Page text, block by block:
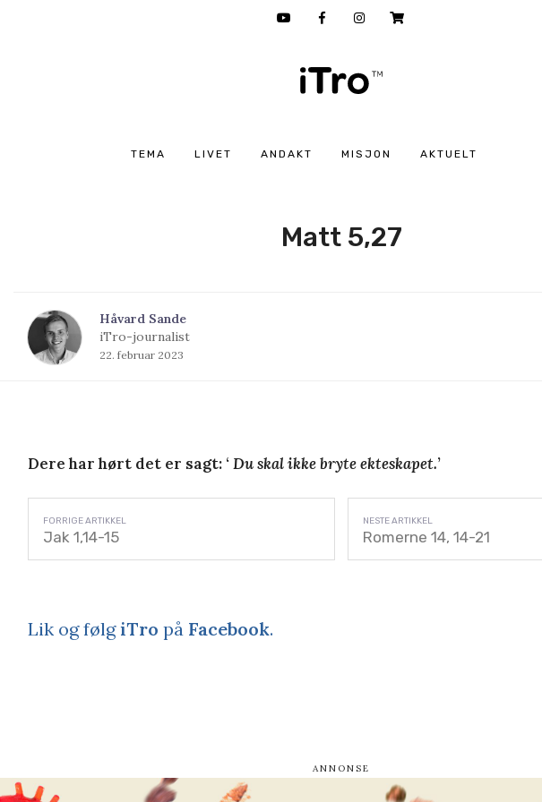
TEMA LIVET ANDAKT MISJON AKTUELT
Matt 5,27
Håvard Sande
iTro-journalist
22. februar 2023
Dere har hørt det er sagt: ‘Du skal ikke bryte ekteskapet.’
Jak 1,14-15 Romerne 14, 14-21
Lik og følgiTro på Facebook.